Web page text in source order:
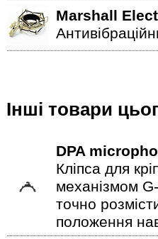
Marshall
Інші товари
DPA
Кліпса для
механізмом
точно
положення